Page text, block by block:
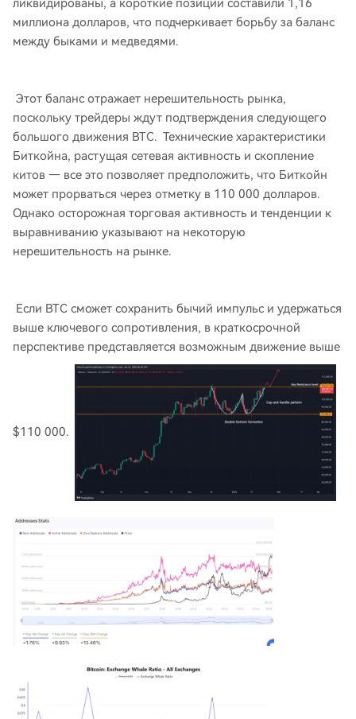
ликвидированы, а короткие позиции составили 1,16
миллиона долларов, что подчеркивает борьбу за баланс
между быками и медведями.
Этот баланс отражает нерешительность рынка,
поскольку трейдеры ждут подтверждения следующего
большого движения BTC. Технические характеристики
Биткойна, растущая сетевая активность и скопление
китов — все это позволяет предположить, что Биткойн
может прорваться через отметку в 110 000 долларов.
Однако осторожная торговая активность и тенденции к
выравниванию указывают на некоторую
нерешительность на рынке.
Если BTC сможет сохранить бычий импульс и удержаться
выше ключевого сопротивления, в краткосрочной
перспективе представляется возможным движение выше
$110 000.